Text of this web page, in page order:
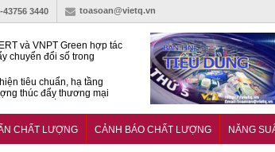
43756 3440 toasoan@vietq.vn
và VNPT Green hợp tác
chuyển đổi số trong
tiêu chuẩn, hạ tầng
thúc đẩy thương mại
di động
CHẤT LƯỢNG CẢNH BÁO CHẤT LƯỢNG NĂNG